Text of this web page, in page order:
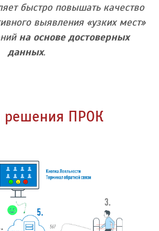
быстро повышать качество
выявления «узких мест»
на основе достоверных
данных.
решения ПРОК